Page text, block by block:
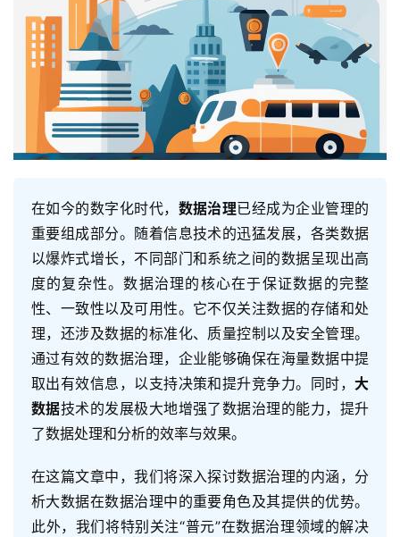
在如今的数字化时代， 数据治理已经成为企业管理的
重要组成部分。随着信息技术的迅猛发展，各类数据
以爆炸式增长，不同部门和系统之间的数据呈现出高
度的复杂性。数据治理的核心在于保证数据的完整
性、一致性以及可用性。它不仅关注数据的存储和处
理，还涉及数据的标准化、质量控制以及安全管理。
通过有效的数据治理，企业能够确保在海量数据中提
取出有效信息，以支持决策和提升竞争力。同时， 大
数据技术的发展极大地增强了数据治理的能力，提升
了数据处理和分析的效率与效果。
在这篇文章中，我们将深入探讨数据治理的内涵，分
析大数据在数据治理中的重要角色及其提供的优势。
此外，我们将特别关注“普元”在数据治理领域的解决